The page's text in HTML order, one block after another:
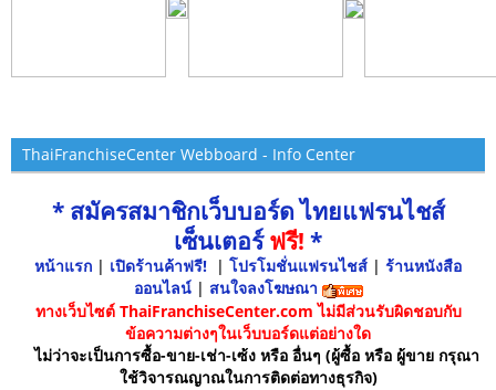
ThaiFranchiseCenter Webboard - Info Center
* สมัครสมาชิกเว็บบอร์ด ไทยแฟรนไชส์
เซ็นเตอร์ฟรี! *
หน้าแรก | เปิดร้านค้าฟรี! | โปรโมชั่นแฟรนไชส์ | ร้านหนังสือ
ออนไลน์ | สนใจลงโฆษณา
ทางเว็บไซต์ ThaiFranchiseCenter.com ไม่มีส่วนรับผิดชอบกับ
ข้อความต่างๆในเว็บบอร์ดแต่อย่างใด
ไม่ว่าจะเป็นการซื้อ-ขาย-เช่า-เซ้ง หรือ อื่นๆ (ผู้ซื้อ หรือ ผู้ขาย กรุณา
ใช้วิจารณญาณในการติดต่อทางธุรกิจ)